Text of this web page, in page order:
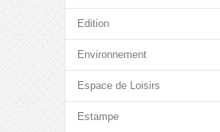
Edition
Environnement
Espace de Loisirs
Estampe